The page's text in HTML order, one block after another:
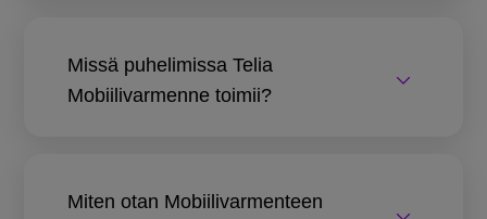
Missä puhelimissa Telia
Mobiilivarmenne toimii?
Miten otan Mobiilivarmenteen